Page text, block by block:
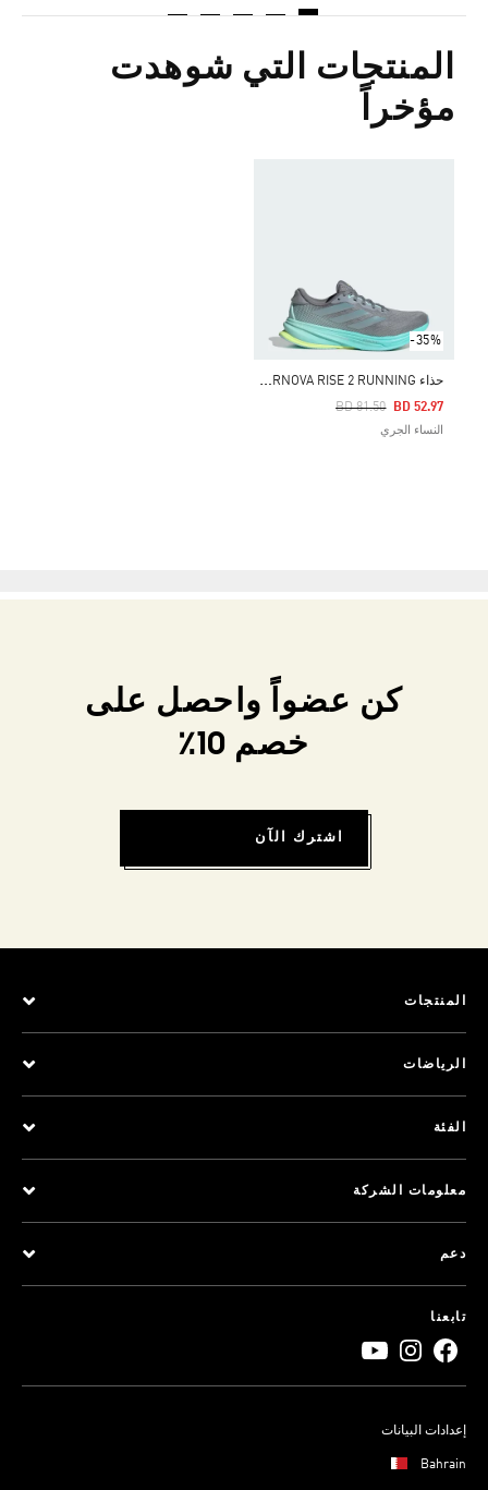
المنتجات التي شوهدت
مؤخراً
-35%
ح
ذاء SUPERNOVA RISE 2 RUNNING
Price Reduced From
BD 81.50
To BD 52.97
النساء الجري
كن عضواً واحصل على
خصم 10٪
اشترك الآن
المنتجات
الرياضات
الفئة
معلومات الشركة
دعم
تابعنا
إعدادات البيانات
Bahrain